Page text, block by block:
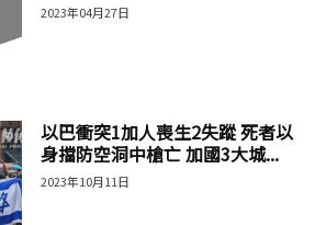
2023年04月27日
以巴衝突1加人喪生2失蹤 死者以
身擋防空洞中槍亡 加國3大城...
2023年10月11日